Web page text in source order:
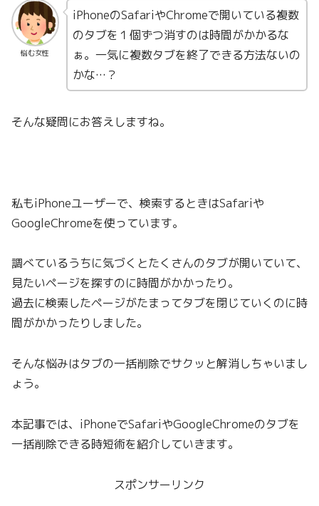
悩む女性
iPhoneのSafariやChromeで開いている複数
のタブを１個ずつ消すのは時間がかかるな
ぁ。一気に複数タブを終了できる方法ないの
かな…？
そんな疑問にお答えしますね。
私もiPhoneユーザーで、検索するときはSafariや
GoogleChromeを使っています。
調べているうちに気づくとたくさんのタブが開いていて、
見たいページを探すのに時間がかかったり。
過去に検索したページがたまってタブを閉じていくのに時
間がかかったりしました。
そんな悩みはタブの一括削除でサクッと解消しちゃいまし
ょう。
本記事では、iPhoneでSafariやGoogleChromeのタブを
一括削除できる時短術を紹介していきます。
スポンサーリンク